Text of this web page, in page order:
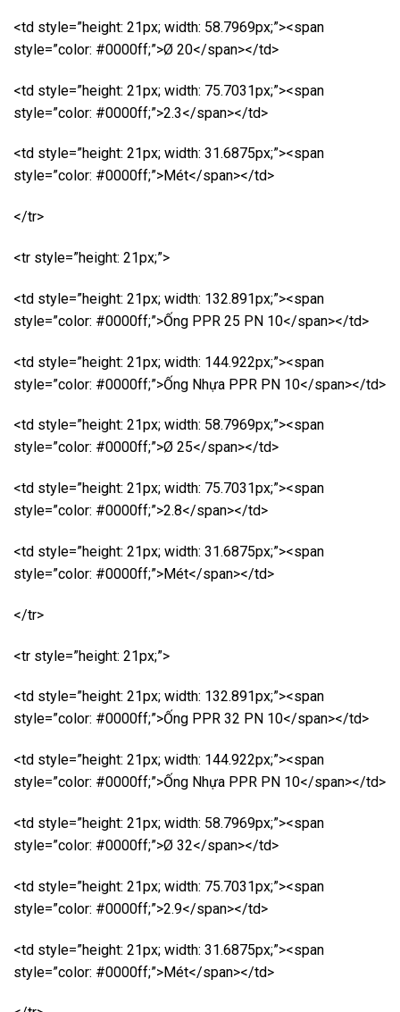
<td style=”height: 21px; width: 58.7969px;”><span
style=”color: #0000ff;”>Ø 20</span></td>
<td style=”height: 21px; width: 75.7031px;”><span
style=”color: #0000ff;”>2.3</span></td>
<td style=”height: 21px; width: 31.6875px;”><span
style=”color: #0000ff;”>Mét</span></td>
</tr>
<tr style=”height: 21px;”>
<td style=”height: 21px; width: 132.891px;”><span
style=”color: #0000ff;”>Ống PPR 25 PN 10</span></td>
<td style=”height: 21px; width: 144.922px;”><span
style=”color: #0000ff;”>Ống Nhựa PPR PN 10</span></td>
<td style=”height: 21px; width: 58.7969px;”><span
style=”color: #0000ff;”>Ø 25</span></td>
<td style=”height: 21px; width: 75.7031px;”><span
style=”color: #0000ff;”>2.8</span></td>
<td style=”height: 21px; width: 31.6875px;”><span
style=”color: #0000ff;”>Mét</span></td>
</tr>
<tr style=”height: 21px;”>
<td style=”height: 21px; width: 132.891px;”><span
style=”color: #0000ff;”>Ống PPR 32 PN 10</span></td>
<td style=”height: 21px; width: 144.922px;”><span
style=”color: #0000ff;”>Ống Nhựa PPR PN 10</span></td>
<td style=”height: 21px; width: 58.7969px;”><span
style=”color: #0000ff;”>Ø 32</span></td>
<td style=”height: 21px; width: 75.7031px;”><span
style=”color: #0000ff;”>2.9</span></td>
<td style=”height: 21px; width: 31.6875px;”><span
style=”color: #0000ff;”>Mét</span></td>